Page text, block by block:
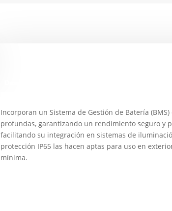
Incorporan un Sistema de Gestión de Batería
profundas, garantizando un rendimiento seguro y
facilitando su integración en sistemas de
protección IP65 las hacen aptas para uso en
mínima.